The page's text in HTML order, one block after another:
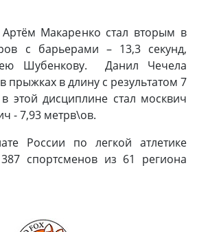
Макаренко стал вторым в
с барьерами – 13,3 секунд,
Шубенкову. Данил Чечела
прыжках в длину с результатом 7
дисциплине стал москвич
- 7,93 метрв\ов.
России по легкой атлетике
спортсменов из 61 региона